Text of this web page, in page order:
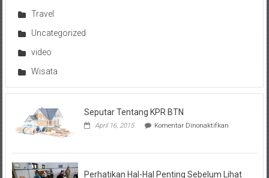
Travel
Uncategorized
video
Wisata
Seputar Tentang KPR BTN
April 16, 2015 Komentar Dinonaktifkan
Perhatikan Hal-Hal Penting Sebelum Lihat